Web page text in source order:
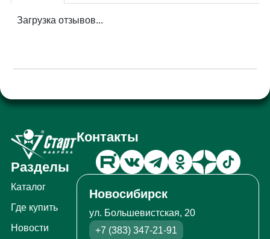
Загрузка отзывов...
Разделы
Каталог
Где купить
Новости
Контакты
Новосибирск
ул. Большевистская, 20
+7 (383) 347-21-91